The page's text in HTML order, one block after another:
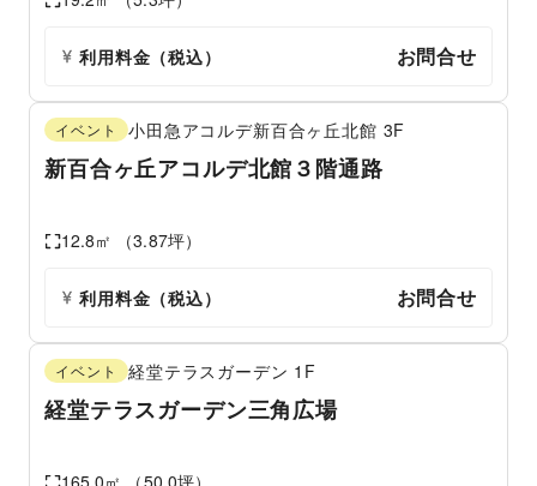
利用料金（税込） お問合せ
イベント 小田急アコルデ新百合ヶ丘北館 3F
新百合ヶ丘アコルデ北館３階通路
12.8㎡ （3.87坪）
利用料金（税込） お問合せ
イベント 経堂テラスガーデン 1F
経堂テラスガーデン三角広場
165.0㎡ （50.0坪）